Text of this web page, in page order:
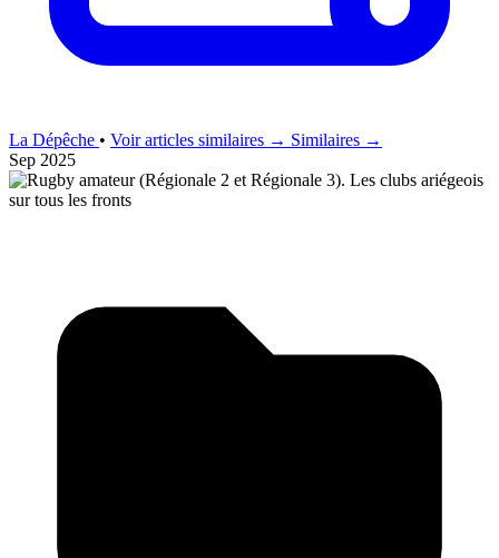
La Dépêche • Voir articles similaires → Similaires →
Sep 2025